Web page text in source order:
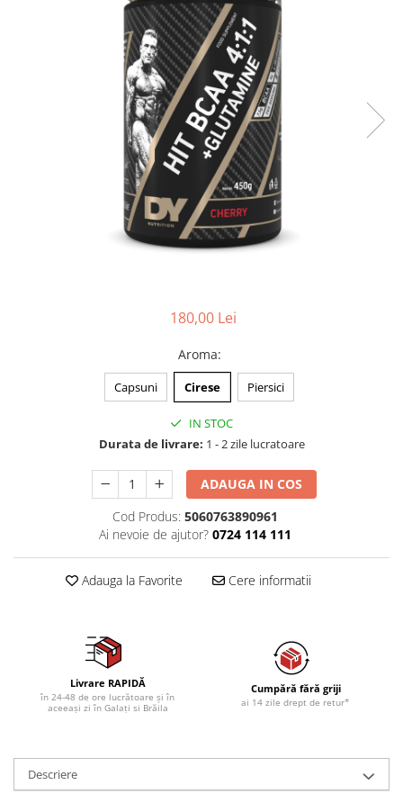
180,00 Lei
Aroma:
Capsuni Cirese Piersici
IN STOC
Durata de livrare: 1 - 2 zile lucratoare
ADAUGA IN COS
Cod Produs: 5060763890961
Ai nevoie de ajutor? 0724 114 111
Adauga la Favorite Cere informatii
Livrare RAPIDĂ
în 24-48 de ore lucrătoare și în
aceeași zi în Galați si Brăila
Cumpără fără griji
ai 14 zile drept de retur*
Descriere